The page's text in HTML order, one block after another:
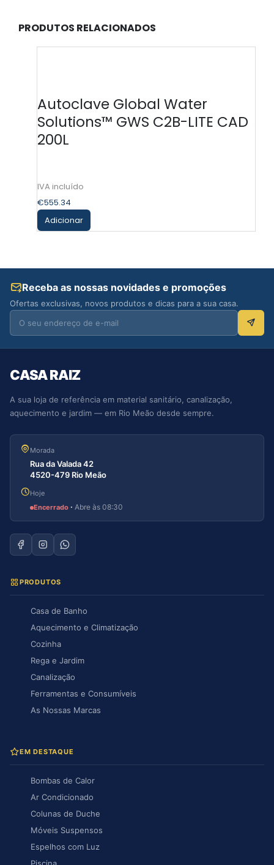
PRODUTOS RELACIONADOS
Autoclave Global Water
Solutions™ GWS C2B-LITE CAD
200L
€555.34
Adicionar
Receba as nossas novidades e promoções
Ofertas exclusivas, novos produtos e dicas para a sua casa.
CASA RAIZ
A sua loja de referência em material sanitário, canalização,
aquecimento e jardim — em Rio Meão desde sempre.
Morada
Rua da Valada 42
4520-479 Rio Meão
Hoje
Encerrado · Abre às 08:30
PRODUTOS
Casa de Banho
Aquecimento e Climatização
Cozinha
Rega e Jardim
Canalização
Ferramentas e Consumíveis
As Nossas Marcas
EM DESTAQUE
Bombas de Calor
Ar Condicionado
Colunas de Duche
Móveis Suspensos
Espelhos com Luz